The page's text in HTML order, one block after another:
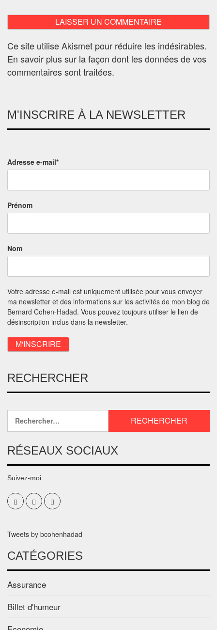
Ce site utilise Akismet pour réduire les indésirables.
En savoir plus sur la façon dont les données de vos
commentaires sont traitées.
M'INSCRIRE À LA NEWSLETTER
Adresse e-mail*
Prénom
Nom
Votre adresse e-mail est uniquement utilisée pour vous envoyer
ma newsletter et des informations sur les activités de mon blog de
Bernard Cohen-Hadad. Vous pouvez toujours utiliser le lien de
désinscription inclus dans la newsletter.
RECHERCHER
RÉSEAUX SOCIAUX
Suivez-moi
Tweets by bcohenhadad
CATÉGORIES
Assurance
Billet d'humeur